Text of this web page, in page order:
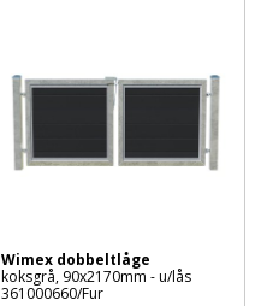
Wimex dobbeltlåge
koksgrå, 90x2170mm - u/lås
361000660/Fur